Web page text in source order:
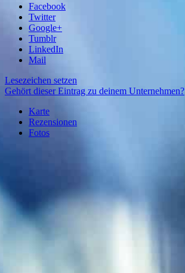
Facebook
Twitter
Google+
Tumblr
LinkedIn
Mail
Lesezeichen setzen
Gehört dieser Eintrag zu deinem Unternehmen?
Karte
Rezensionen
Fotos